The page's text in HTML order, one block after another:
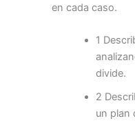
en cada caso.
1
divide.
2
un plan